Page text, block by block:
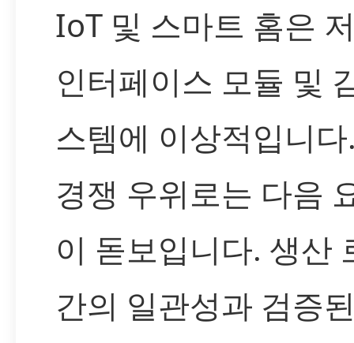
IoT 및 스마트 홈은
인터페이스 모듈 및
스템에 이상적입니
경쟁 우위로는 다음
이 돋보입니다. 생산
간의 일관성과 검증